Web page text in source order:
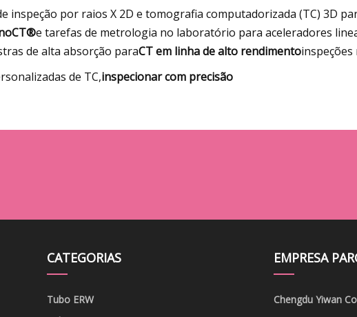
inspeção por raios X 2D e tomografia computadorizada (TC) 3D
e tarefas de metrologia no laboratório para aceleradores
de alta absorção paraCT em linha de alto rendimentoinspeções
de TC,inspecionar com precisão
CATEGORIAS
Tubo ERW
EMPRESA
Chengdu Yiwan